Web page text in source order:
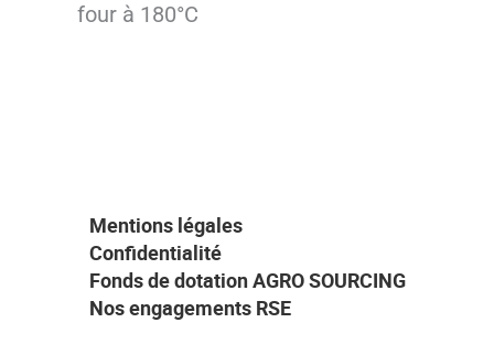
four à 180°C
Mentions légales
Confidentialité
Fonds de dotation AGRO SOURCING
Nos engagements RSE